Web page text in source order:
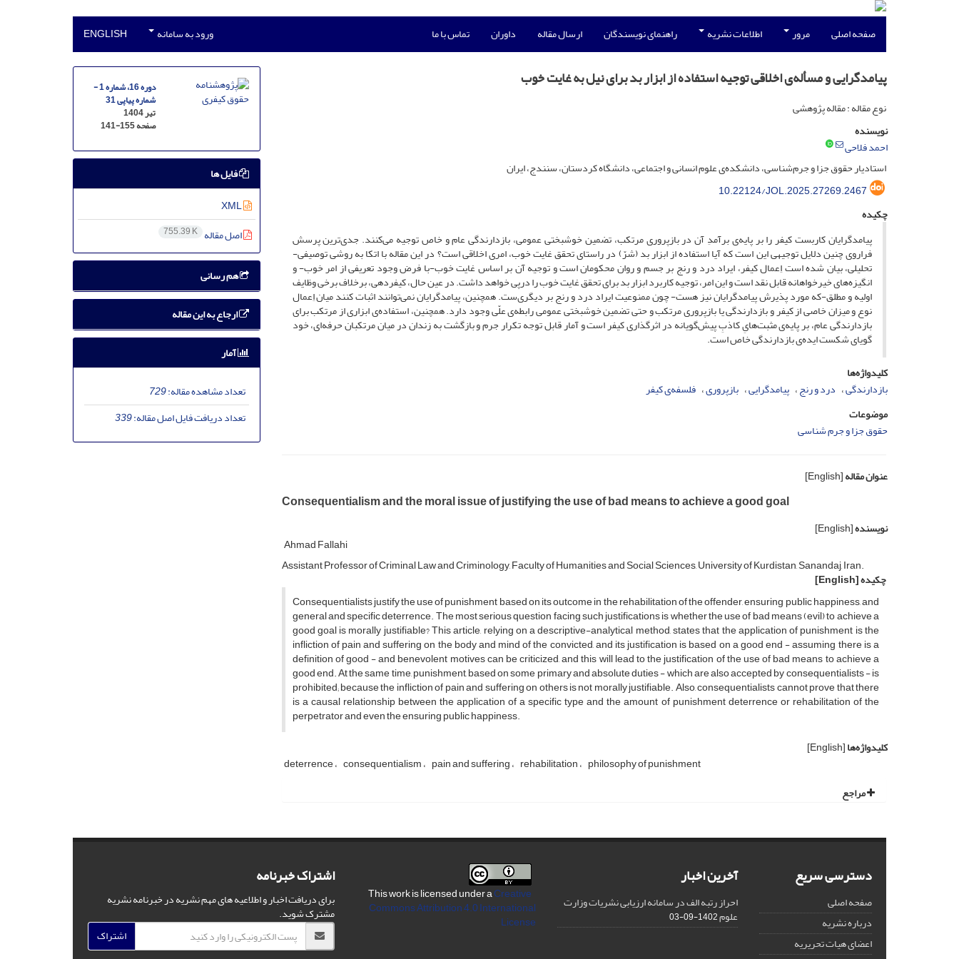
صفحه اصلی مرور اطلاعات نشریه راهنمای نویسندگان ارسال مقاله داوران تماس با ما ورود به سامانه ENGLISH
پیامدگرایی و مسأله‌ی اخلاقی توجیه استفاده از ابزار بد برای نیل به غایت خوب
نوع مقاله : مقاله پژوهشی
نویسنده
احمد فلاحی
استادیار حقوق جزا و جرم‌شناسی، دانشکده‌ی علوم انسانی و اجتماعی، دانشگاه کردستان، سنندج، ایران
10.22124/JOL.2025.27269.2467
چکیده
پیامدگرایان کاربست کیفر را بر پایه‌ی برآمدِ آن در بازپروری مرتکب، تضمین خوشبختی عمومی، بازدارندگی عام و خاص توجیه می‌کنند. جدی‌ترین پرسش
فراروی چنین دلایل توجیهی این است که آیا استفاده از ابزار بد (شرّ) در راستای تحقق غایت خوب، امری اخلاقی است؟ در این مقاله با اتکا به روشی توصیفی-
تحلیلی، بیان شده است اِعمال کیفر، ایراد درد و رنج بر جسم و روان محکومان است و توجیه آن بر اساس غایت خوب-با فرض وجود تعریفی از امر خوب- و
انگیزه‌های خیرخواهانه قابل نقد است و این امر، توجیه کاربرد ابزار بد برای تحقق غایت خوب را درپی خواهد داشت. در عین حال، کیفردهی، برخلاف برخی وظایف
اولیه و مطلق-که مورد پذیرش پیامدگرایان نیز هست- چون ممنوعیت ایراد درد و رنج بر دیگری‌ست. همچنین، پیامدگرایان نمی‌توانند اثبات کنند میان اِعمال
نوع و میزان خاصی از کیفر و بازدارندگی یا بازپروری مرتکب و حتی تضمین خوشبختی عمومی رابطه‌ی علّی وجود دارد. همچنین، استفاده‌ی ابزاری از مرتکب برای
بازدارندگی عام، بر پایه‌ی مثبت‌هایِ کاذبِ پیش‌گویانه در اثرگذاری کیفر است و آمار قابل توجه تکرار جرم و بازگشت به زندان در میان مرتکبان حرفه‌ای، خود
گویای شکست ایده‌ی بازدارندگی خاص است.
کلیدواژه‌ها
بازدارندگی درد و رنج پیامدگرایی بازپروری فلسفه‌ی کیفر
موضوعات
حقوق جزا و جرم شناسی
عنوان مقاله[English]
Consequentialism and the moral issue of justifying the use of bad means to achieve a good goal
نویسنده[English]
Ahmad Fallahi
Assistant Professor of Criminal Law and Criminology, Faculty of Humanities and Social Sciences, University of Kurdistan, Sanandaj, Iran.
چکیده[English]
Consequentialists justify the use of punishment based on its outcome in the rehabilitation of the offender, ensuring public happiness, and
general and specific deterrence. The most serious question facing such justifications is whether the use of bad means (evil) to achieve a
good goal is morally justifiable? This article, relying on a descriptive-analytical method, states that the application of punishment is the
infliction of pain and suffering on the body and mind of the convicted, and its justification is based on a good end - assuming there is a
definition of good - and benevolent motives can be criticized, and this will lead to the justification of the use of bad means to achieve a
good end. At the same time, punishment, based on some primary and absolute duties - which are also accepted by consequentialists - is
prohibited; because the infliction of pain and suffering on others is not morally justifiable. Also, consequentialists cannot prove that there
is a causal relationship between the application of a specific type and the amount of punishment deterrence or rehabilitation of the
perpetrator and even the ensuring public happiness.
کلیدواژه‌ها[English]
deterrence consequentialism pain and suffering rehabilitation philosophy of punishment
مراجع
دوره 16، شماره 1 -
شماره پیاپی 31
تیر 1404
صفحه141-155
فایل ها
XML
اصل مقاله 755.39 K
هم رسانی
ارجاع به این مقاله
آمار
تعداد مشاهده مقاله:729
تعداد دریافت فایل اصل مقاله:339
دسترسی سریع
صفحه اصلی
درباره نشریه
اعضای هیات تحریریه
آخرین اخبار
احراز رتبه الف در سامانه ارزیابی نشریات وزارت
علوم1402-09-03
Creative
Commons Attribution 4.0 International
License
اشتراک خبرنامه
برای دریافت اخبار و اطلاعیه های مهم نشریه در خبرنامه نشریه
مشترک شوید.
اشتراک